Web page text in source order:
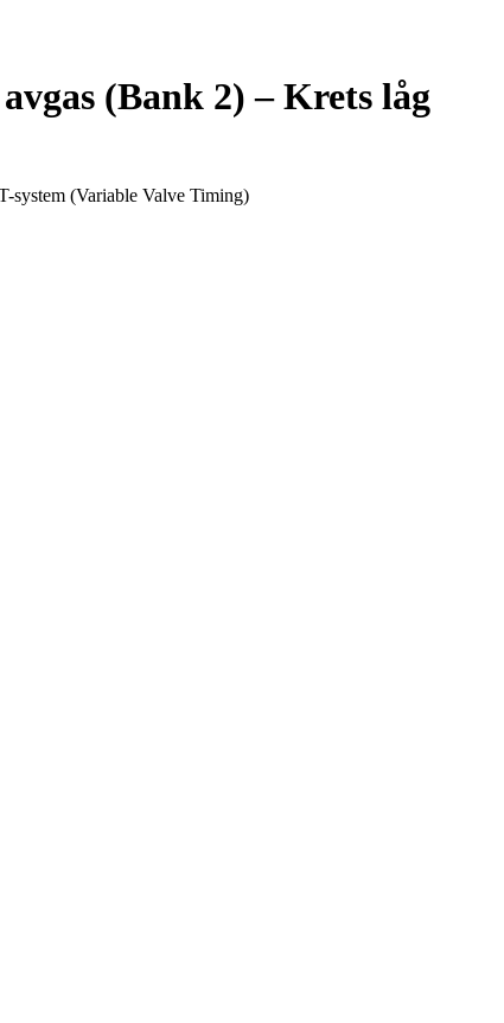
(Bank 2) – Krets låg
(Variable Valve Timing)